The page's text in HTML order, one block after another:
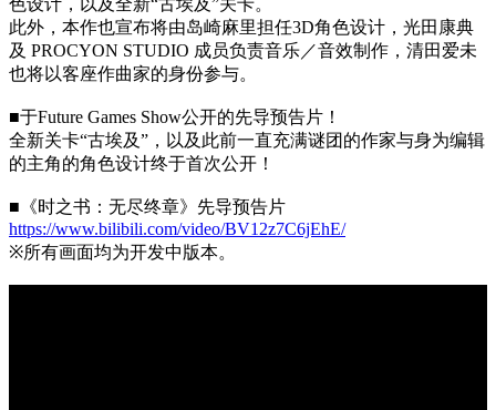
此外，本作也宣布将由岛崎麻里担任3D角色设计，光田康典
及 PROCYON STUDIO 成员负责音乐／音效制作，清田爱未
也将以客座作曲家的身份参与。
■于Future Games Show公开的先导预告片！
全新关卡“古埃及”，以及此前一直充满谜团的作家与身为编辑
的主角的角色设计终于首次公开！
■《时之书：无尽终章》先导预告片
https://www.bilibili.com/video/BV12z7C6jEhE/
※所有画面均为开发中版本。